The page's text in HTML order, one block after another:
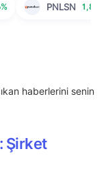
PNLSN 1,87%
haberlerini senin
Şirket